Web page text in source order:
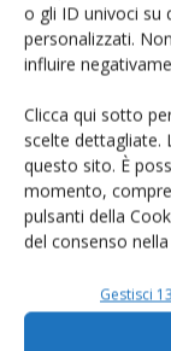
o gli ID univoci su
personalizzati.
influire
Clicca qui sotto
scelte dettagliate.
questo sito. È
momento,
pulsanti della
del consenso
Gestisci
Salva il mio
E-magazine
Tecniche,